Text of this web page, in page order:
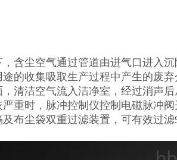
含尘空气通过管道由进气口进入
的收集吸取生产过程中产生的废
清洁空气流入洁净室，经过消声
重时，脉冲控制仪控制电磁脉冲
布尘袋双重过滤装置，可有效过滤